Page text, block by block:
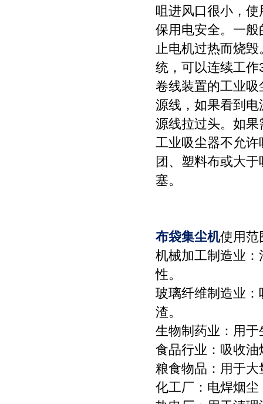
咀进风口很小，
保用电安全。一
止电机过热而烧
统，可以连续工
卷线装置的工业
源线，如果看到
源线拉过头。如
工业吸尘器不允
团、塑料布或大
塞。
布袋集尘机使用范
机械加工制造业
性。
玻璃纤维制造业
渣。
生物制药业：用
食品行业：吸收
粮食物品：用于
化工厂：电焊烟